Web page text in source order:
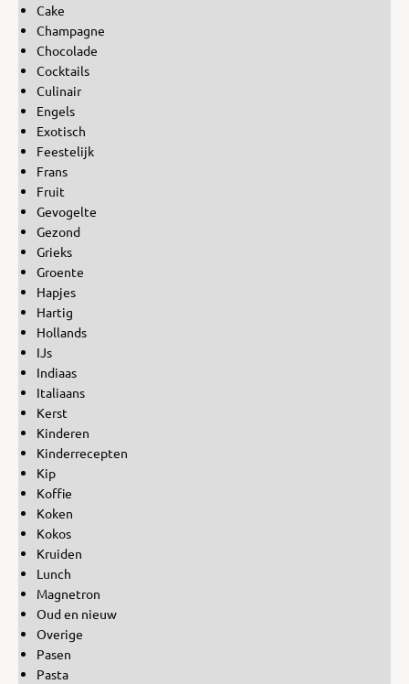
Cake
Champagne
Chocolade
Cocktails
Culinair
Engels
Exotisch
Feestelijk
Frans
Fruit
Gevogelte
Gezond
Grieks
Groente
Hapjes
Hartig
Hollands
IJs
Indiaas
Italiaans
Kerst
Kinderen
Kinderrecepten
Kip
Koffie
Koken
Kokos
Kruiden
Lunch
Magnetron
Oud en nieuw
Overige
Pasen
Pasta